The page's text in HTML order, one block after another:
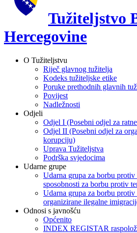
Tužiteljstvo
Hercegovine
O Tužiteljstvu
Riječ glavnog tužitelja
Kodeks tužiteljske etike
Poruke prethodnih glavnih
Povijest
Nadležnosti
Odjeli
Odjel I (Posebni odjel za
Odjel II (Posebni odjel za
korupciju)
Uprava Tužiteljstva
Podrška svjedocima
Udarne grupe
Udarna grupa za borbu protiv
sposobnosti za borbu protiv
Udarna grupa za borbu
organizirane ilegalne
Odnosi s javnošću
Općenito
INDEX REGISTAR